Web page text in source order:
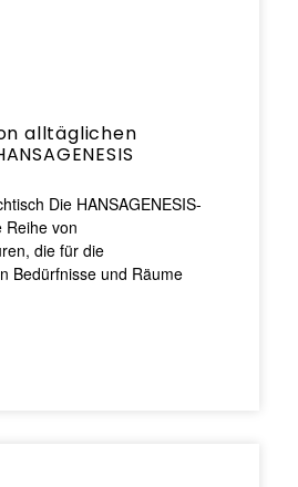
alltäglichen
Die HANSAGENESIS-
Reihe von
die für die
Bedürfnisse und Räume